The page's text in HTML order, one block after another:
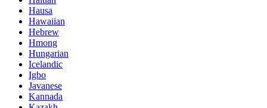
Hausa
Hawaiian
Hebrew
Hmong
Hungarian
Icelandic
Igbo
Javanese
Kannada